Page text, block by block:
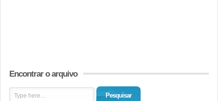
Encontrar o arquivo
Pesquisar